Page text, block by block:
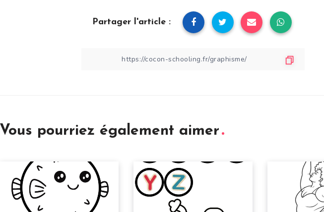
Partager l'article :
Vous pourriez également aimer